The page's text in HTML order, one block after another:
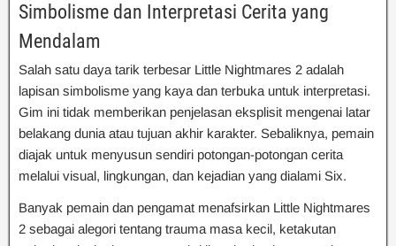
Simbolisme dan Interpretasi Cerita yang
Mendalam
Salah satu daya tarik terbesar Little Nightmares 2 adalah
lapisan simbolisme yang kaya dan terbuka untuk interpretasi.
Gim ini tidak memberikan penjelasan eksplisit mengenai latar
belakang dunia atau tujuan akhir karakter. Sebaliknya, pemain
diajak untuk menyusun sendiri potongan-potongan cerita
melalui visual, lingkungan, dan kejadian yang dialami Six.
Banyak pemain dan pengamat menafsirkan Little Nightmares
2 sebagai alegori tentang trauma masa kecil, ketakutan